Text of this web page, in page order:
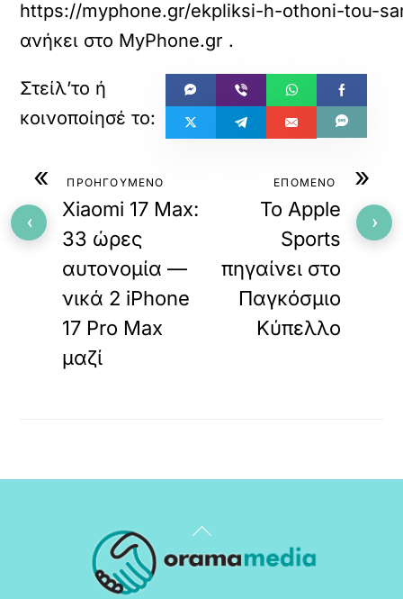
https://myphone.gr/ekpliksi-h-othoni-tou-
ανήκει στο MyPhone.gr .
« ΠΡΟΗΓΟΥΜΕΝΟ
Xiaomi 17 Max:
33 ώρες
αυτονομία —
νικά 2 iPhone
17 Pro Max
μαζί
»
ΕΠΟΜΕΝΟ
Το Apple
Sports
πηγαίνει στο
Παγκόσμιο
Κύπελλο
Back
To
‹ ›